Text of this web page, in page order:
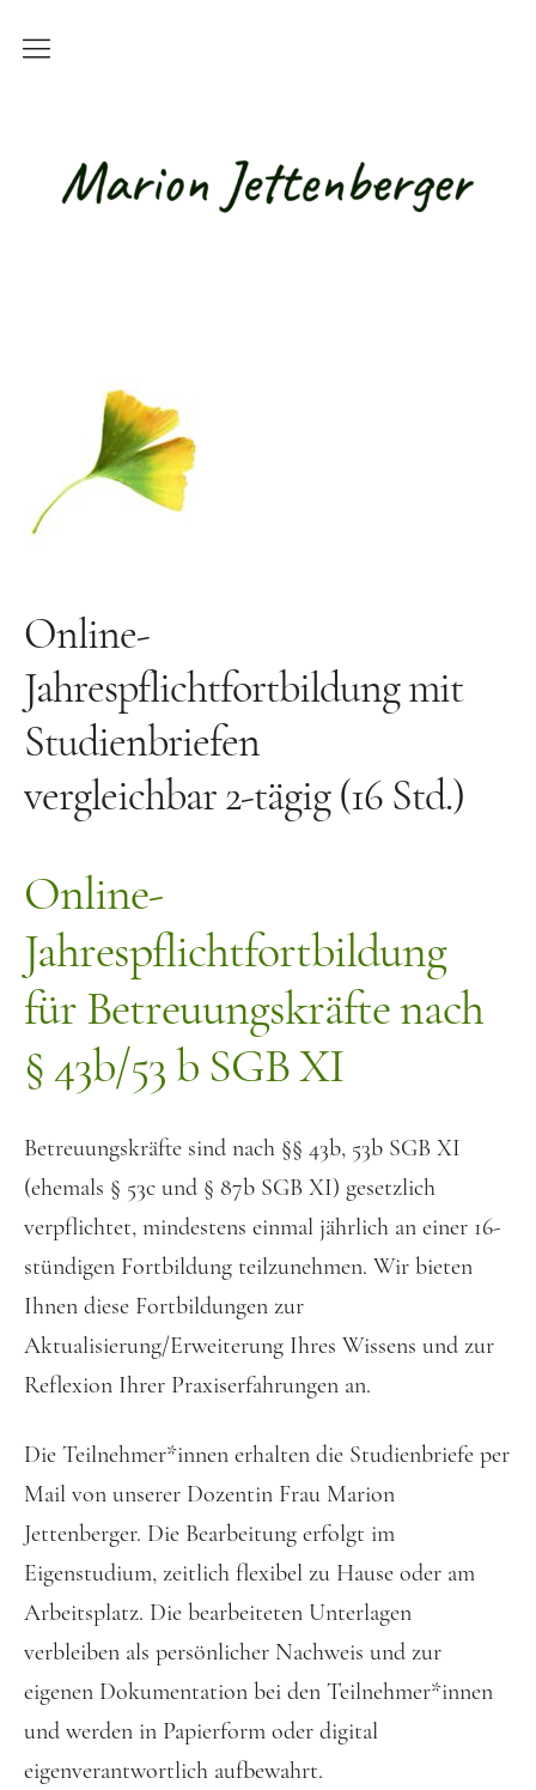
Alle Kurse
Hundetherapie / Tiergestützte
Intervention
Bücher und Material
Bücher und Spiele
Kostenlose Audios
Vita
Kontakt
Online-
Jahrespflichtfortbildung mit
Studienbriefen
vergleichbar 2-tägig (16 Std.)
Online-
Jahrespflichtfortbildung
für Betreuungskräfte nach
§ 43b/53 b SGB XI
Betreuungskräfte sind nach §§ 43b, 53b SGB XI
(ehemals § 53c und § 87b SGB XI) gesetzlich
verpflichtet, mindestens einmal jährlich an einer 16-
stündigen Fortbildung teilzunehmen. Wir bieten
Ihnen diese Fortbildungen zur
Aktualisierung/Erweiterung Ihres Wissens und zur
Reflexion Ihrer Praxiserfahrungen an.
Die Teilnehmer*innen erhalten die Studienbriefe per
Mail von unserer Dozentin Frau Marion
Jettenberger. Die Bearbeitung erfolgt im
Eigenstudium, zeitlich flexibel zu Hause oder am
Arbeitsplatz. Die bearbeiteten Unterlagen
verbleiben als persönlicher Nachweis und zur
eigenen Dokumentation bei den Teilnehmer*innen
und werden in Papierform oder digital
eigenverantwortlich aufbewahrt.